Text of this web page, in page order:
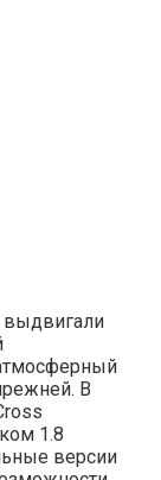
В
1.8
версии